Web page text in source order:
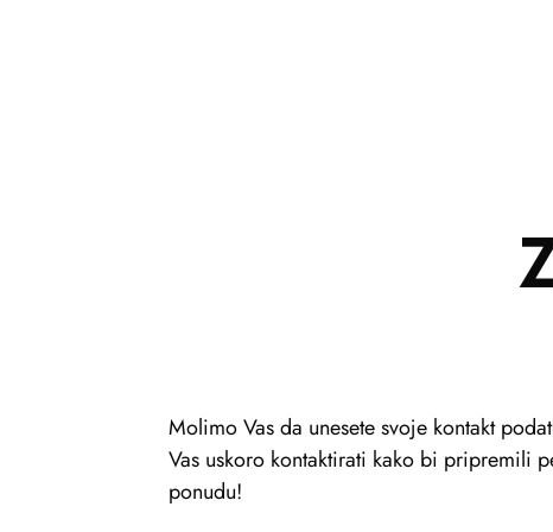
Molimo Vas da unesete svoje kontakt
Vas uskoro kontaktirati kako bi pripremili
ponudu!